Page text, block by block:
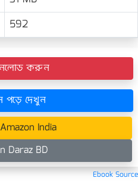
592
করুন
পড়ে দেখুন
India
Daraz BD
Ebook Source